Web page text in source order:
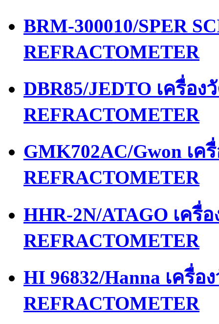
BRM-300010/SPER
REFRACTOMETER
DBR85/JEDTO เครื่อ
REFRACTOMETER
GMK702AC/Gwon เ
REFRACTOMETER
HHR-2N/ATAGO เครื่
REFRACTOMETER
HI 96832/Hanna เครื่
REFRACTOMETER